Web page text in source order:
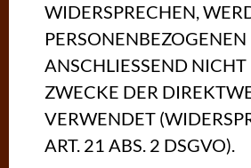
WIDERSPRECHEN,
ANSCHLIESSEND
ZWECKE DER
VERWENDET
ART. 21 ABS. 2 DSGVO).